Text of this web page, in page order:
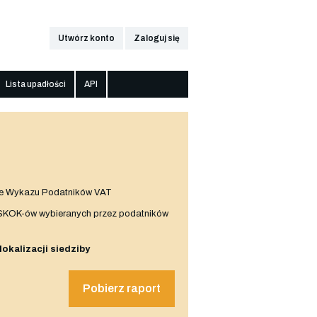
Utwórz konto Zaloguj się
Lista upadłości API
Wykazu Podatników VAT
ów wybieranych przez podatników
lokalizacji siedziby
Pobierz raport